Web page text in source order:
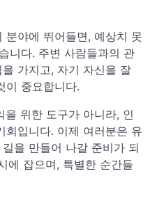
분야에 뛰어들면, 예상치 못
니다. 주변 사람들과의 관
가지고, 자기 자신을 잘
이 중요합니다.
을 위한 도구가 아니라, 인
회입니다. 이제 여러분은 유
을 만들어 나갈 준비가 되
에 잡으며, 특별한 순간들